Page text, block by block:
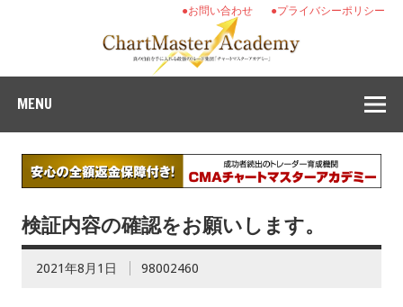
●プライバシーポリシー
●お問い合わせ
MENU
検証内容の確認をお願いします。
2021年8月1日 98002460